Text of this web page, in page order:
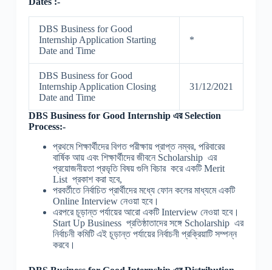
DBS Business for Good
Internship Application Starting
Date and Time
*
DBS Business for Good
Internship Application Closing
Date and Time
31/12/2021
DBS Business for Good Internshipএর Selection
Process:-
প্রথমে শিক্ষার্থীদের বিগত পরীক্ষায় প্রাপ্ত নম্বর, পরিবারের
বার্ষিক আয় এবং শিক্ষার্থীদের জীবনে Scholarship এর
প্রয়োজনীয়তা প্রভৃতি বিষয় গুলি বিচার করে একটি Merit
List প্রকাশ করা হবে,
পরবর্তীতে নির্বাচিত প্রার্থীদের মধ্যে ফোন কলের মাধ্যমে একটি
Online Interview নেওয়া হবে।
এরপরে চূড়ান্ত পর্যায়ের আরো একটি Interview নেওয়া হবে।
Start Up Business প্রতিষ্ঠাতাদের সঙ্গে Scholarship এর
নির্বাচনী কমিটি এই চূড়ান্ত পর্যায়ের নির্বাচনী প্রক্রিয়াটি সম্পন্ন
করবে।